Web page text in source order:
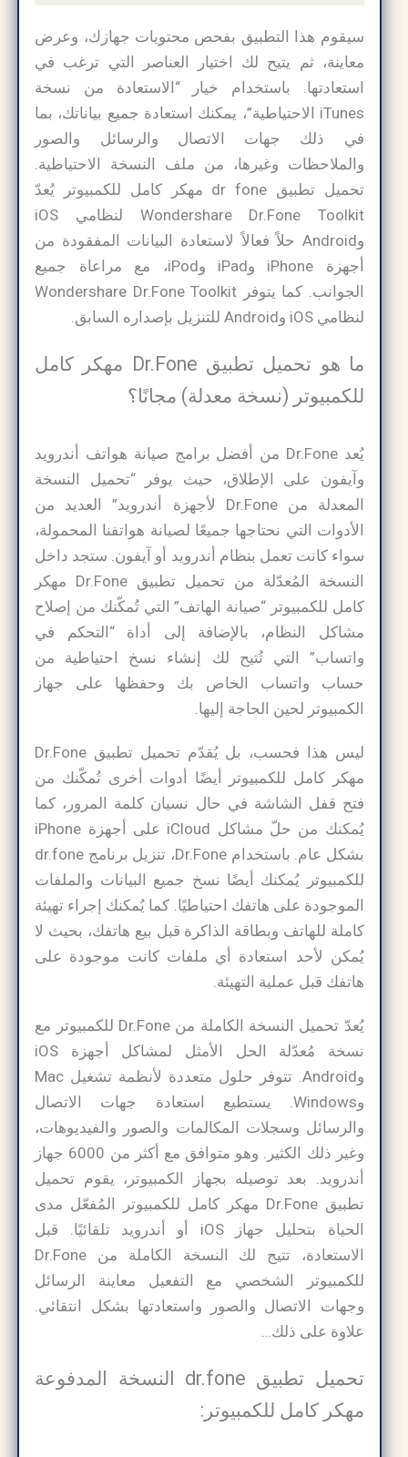
سيقوم هذا التطبيق بفحص محتويات جهازك، وعرض
معاينة، ثم يتيح لك اختيار العناصر التي ترغب في
استعادتها. باستخدام خيار “الاستعادة من نسخة
iTunes الاحتياطية”، يمكنك استعادة جميع بياناتك، بما
في ذلك جهات الاتصال والرسائل والصور
والملاحظات وغيرها، من ملف النسخة الاحتياطية.
تحميل تطبيق dr fone مهكر كامل للكمبيوتر يُعدّ
Wondershare Dr.Fone Toolkit لنظامي iOS
وAndroid حلاً فعالاً لاستعادة البيانات المفقودة من
أجهزة iPhone وiPad وiPod، مع مراعاة جميع
الجوانب. كما يتوفر Wondershare Dr.Fone Toolkit
لنظامي iOS وAndroid للتنزيل بإصداره السابق.
ما هو تحميل تطبيق Dr.Fone مهكر كامل
للكمبيوتر (نسخة معدلة) مجانًا؟
يُعد Dr.Fone من أفضل برامج صيانة هواتف أندرويد
وآيفون على الإطلاق، حيث يوفر “تحميل النسخة
المعدلة من Dr.Fone لأجهزة أندرويد” العديد من
الأدوات التي نحتاجها جميعًا لصيانة هواتفنا المحمولة،
سواء كانت تعمل بنظام أندرويد أو آيفون. ستجد داخل
النسخة المُعدّلة من تحميل تطبيق Dr.Fone مهكر
كامل للكمبيوتر “صيانة الهاتف” التي تُمكّنك من إصلاح
مشاكل النظام، بالإضافة إلى أداة “التحكم في
واتساب” التي تُتيح لك إنشاء نسخ احتياطية من
حساب واتساب الخاص بك وحفظها على جهاز
الكمبيوتر لحين الحاجة إليها.
ليس هذا فحسب، بل يُقدّم تحميل تطبيق Dr.Fone
مهكر كامل للكمبيوتر أيضًا أدوات أخرى تُمكّنك من
فتح قفل الشاشة في حال نسيان كلمة المرور، كما
يُمكنك من حلّ مشاكل iCloud على أجهزة iPhone
بشكل عام. باستخدام Dr.Fone، تنزيل برنامج dr.fone
للكمبيوتر يُمكنك أيضًا نسخ جميع البيانات والملفات
الموجودة على هاتفك احتياطيًا. كما يُمكنك إجراء تهيئة
كاملة للهاتف وبطاقة الذاكرة قبل بيع هاتفك، بحيث لا
يُمكن لأحد استعادة أي ملفات كانت موجودة على
هاتفك قبل عملية التهيئة.
يُعدّ تحميل النسخة الكاملة من Dr.Fone للكمبيوتر مع
نسخة مُعدّلة الحل الأمثل لمشاكل أجهزة iOS
وAndroid. تتوفر حلول متعددة لأنظمة تشغيل Mac
وWindows. يستطيع استعادة جهات الاتصال
والرسائل وسجلات المكالمات والصور والفيديوهات،
وغير ذلك الكثير. وهو متوافق مع أكثر من 6000 جهاز
أندرويد. بعد توصيله بجهاز الكمبيوتر، يقوم تحميل
تطبيق Dr.Fone مهكر كامل للكمبيوتر المُفعّل مدى
الحياة بتحليل جهاز iOS أو أندرويد تلقائيًا. قبل
الاستعادة، تتيح لك النسخة الكاملة من Dr.Fone
للكمبيوتر الشخصي مع التفعيل معاينة الرسائل
وجهات الاتصال والصور واستعادتها بشكل انتقائي.
علاوة على ذلك…
تحميل تطبيق dr.fone النسخة المدفوعة
مهكر كامل للكمبيوتر: